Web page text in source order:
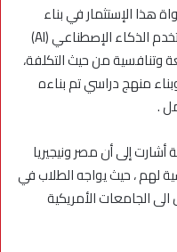
هذا الإستثمار في بناء
التكنولوجيا الأساسية للجامعة والتي تستخدم الذكاء الإصطناعي (AI)
وتنافسية من حيث التكلفة،
منهج دراسي تم بناءه
.
إلى أن مصر ونيجيريا
لهم ، حيث يواجه الطلاب في
الجامعات الأمريكية